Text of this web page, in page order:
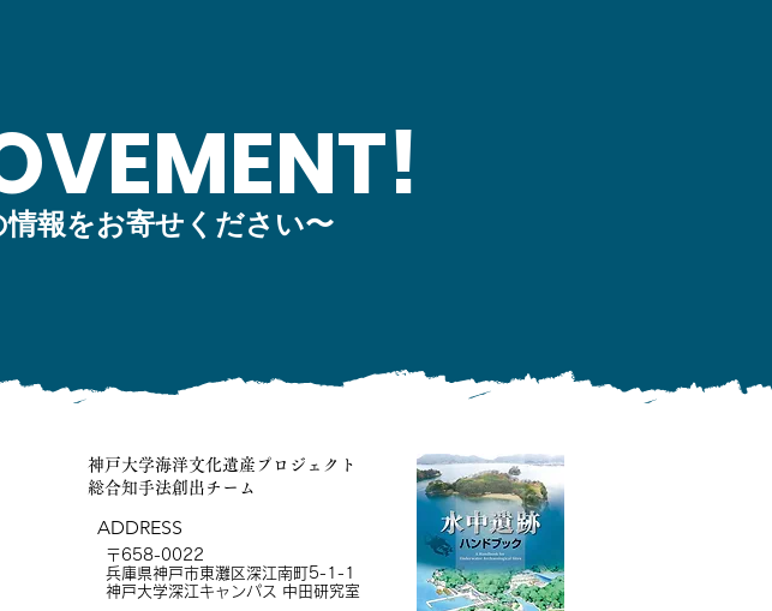
報をお寄せください〜
神戸大学海洋文化遺産プロジェクト
総合知手法創出チーム
ADDRESS
〒658-0022
兵庫県神戸市東灘区深江南町5-1-1
神戸大学深江キャンパス 中田研究室